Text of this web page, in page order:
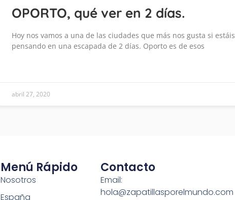
OPORTO, qué ver en 2 días.
Hoy nos vamos a una de las ciudades que más nos gusta si estáis
pensando en una escapada de 2 días. Oporto es de esos
abril 27, 2020
Menú Rápido
Nosotros
España
Contacto
Email:
hola@zapatillasporelmundo.com